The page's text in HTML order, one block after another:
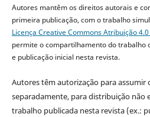
Autores mantêm os direitos autorais e
primeira publicação, com o trabalho
Licença Creative Commons Atribuição
permite o compartilhamento do trabalho
e publicação inicial nesta revista.
Autores têm autorização para assumir
separadamente, para distribuição não
trabalho publicada nesta revista (ex.: